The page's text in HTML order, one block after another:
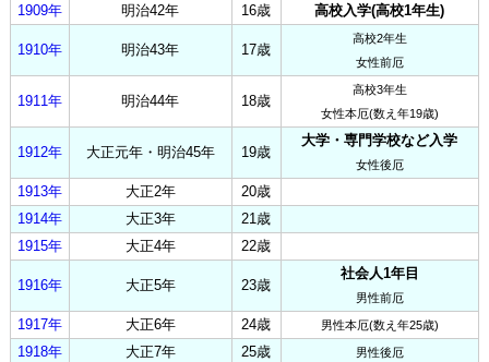
1909年 明治42年 16歳 高校入学(高校1年生)
1910年 明治43年 17歳
高校2年生
女性前厄
1911年 明治44年 18歳
高校3年生
女性本厄(数え年19歳)
1912年 大正元年・明治45年 19歳
大学・専門学校など入学
女性後厄
1913年 大正2年
20歳
1914年
大正3年
21歳
1915年
大正4年 22歳
1916年 大正5年 23歳
社会人1年目
男性前厄
1917年 大正6年 24歳 男性本厄(数え年25歳)
1918年 大正7年 25歳 男性後厄